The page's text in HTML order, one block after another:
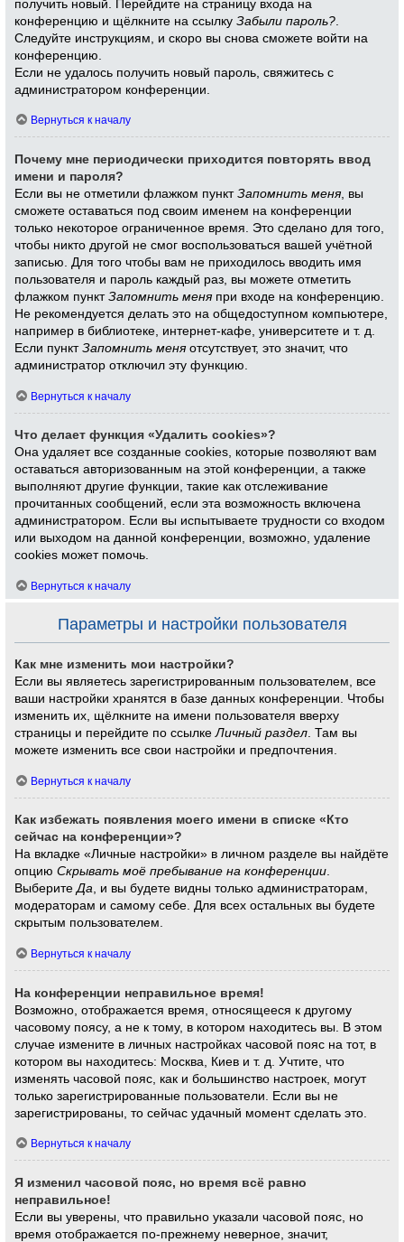
получить новый. Перейдите на страницу входа на
конференцию и щёлкните на ссылкуЗабыли пароль?
Следуйте инструкциям, и скоро вы снова сможете войти на
конференцию.
Если не удалось получить новый пароль, свяжитесь с
администратором конференции.
Вернуться к началу
Почему мне периодически приходится повторять ввод
имени и пароля?
Если вы не отметили флажком пунктЗапомнить меня , вы
сможете оставаться под своим именем на конференции
только некоторое ограниченное время. Это сделано для того,
чтобы никто другой не смог воспользоваться вашей учётной
записью. Для того чтобы вам не приходилось вводить имя
пользователя и пароль каждый раз, вы можете отметить
флажком пунктЗапомнить меня при входе на конференцию.
Не рекомендуется делать это на общедоступном компьютере,
например в библиотеке, интернет-кафе, университете и т. д.
Если пунктЗапомнить меня отсутствует, это значит, что
администратор отключил эту функцию.
Вернуться к началу
Что делает функция «Удалить cookies»?
Она удаляет все созданные cookies, которые позволяют вам
оставаться авторизованным на этой конференции, а также
выполняют другие функции, такие как отслеживание
прочитанных сообщений, если эта возможность включена
администратором. Если вы испытываете трудности со входом
или выходом на данной конференции, возможно, удаление
cookies может помочь.
Вернуться к началу
Параметры и настройки пользователя
Как мне изменить мои настройки?
Если вы являетесь зарегистрированным пользователем, все
ваши настройки хранятся в базе данных конференции. Чтобы
изменить их, щёлкните на имени пользователя вверху
страницы и перейдите по ссылкеЛичный раздел . Там вы
можете изменить все свои настройки и предпочтения.
Вернуться к началу
Как избежать появления моего имени в списке «Кто
сейчас на конференции»?
На вкладке «Личные настройки» в личном разделе вы найдёте
опциюСкрывать моё пребывание на конференции.
ВыберитеДа, и вы будете видны только администраторам,
модераторам и самому себе. Для всех остальных вы будете
скрытым пользователем.
Вернуться к началу
На конференции неправильное время!
Возможно, отображается время, относящееся к другому
часовому поясу, а не к тому, в котором находитесь вы. В этом
случае измените в личных настройках часовой пояс на тот, в
котором вы находитесь: Москва, Киев и т. д. Учтите, что
изменять часовой пояс, как и большинство настроек, могут
только зарегистрированные пользователи. Если вы не
зарегистрированы, то сейчас удачный момент сделать это.
Вернуться к началу
Я изменил часовой пояс, но время всё равно
неправильное!
Если вы уверены, что правильно указали часовой пояс, но
время отображается по-прежнему неверное, значит,